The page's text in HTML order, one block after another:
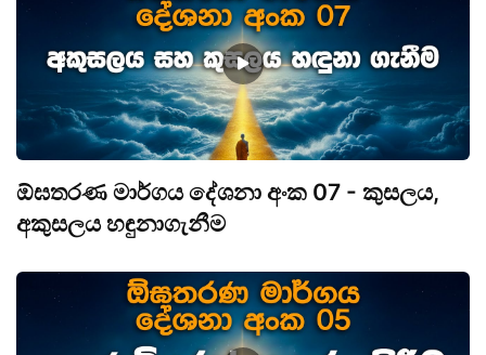
ඕඝතරණ මාර්ගය දේශනා අංක 07 - කුසලය,
අකුසලය හඳුනාගැනීම